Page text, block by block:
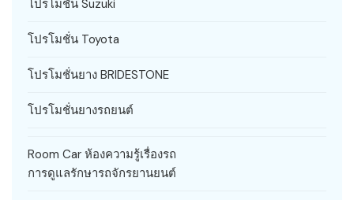
โปรโมชั่น Suzuki
โปรโมชั่น Toyota
โปรโมชั่นยาง BRIDESTONE
โปรโมชั่นยางรถยนต์
Room Car ห้องความรู้เรื่องรถ
การดูแลรักษารถจักรยานยนต์